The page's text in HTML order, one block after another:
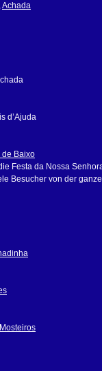
Achada
d’Ajuda
de Baixo
Festa da Nossa
Besucher von der
Mosteiros